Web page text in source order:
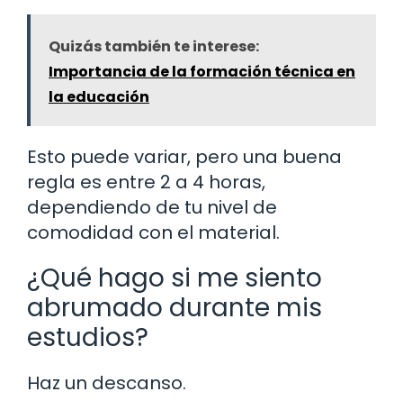
Quizás también te interese:
Importancia de la formación técnica en
la educación
Esto puede variar, pero una buena
regla es entre 2 a 4 horas,
dependiendo de tu nivel de
comodidad con el material.
¿Qué hago si me siento
abrumado durante mis
estudios?
Haz un descanso.